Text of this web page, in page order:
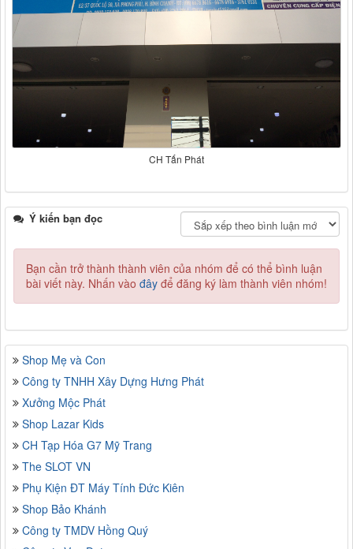
CH Tấn Phát
Ý kiến bạn đọc
Bạn cần trở thành thành viên của nhóm để có thể bình luận
bài viết này. Nhấn vào đây để đăng ký làm thành viên nhóm!
Shop Mẹ và Con
Công ty TNHH Xây Dựng Hưng Phát
Xưởng Mộc Phát
Shop Lazar Kids
CH Tạp Hóa G7 Mỹ Trang
The SLOT VN
Phụ Kiện ĐT Máy Tính Đức Kiên
Shop Bảo Khánh
Công ty TMDV Hồng Quý